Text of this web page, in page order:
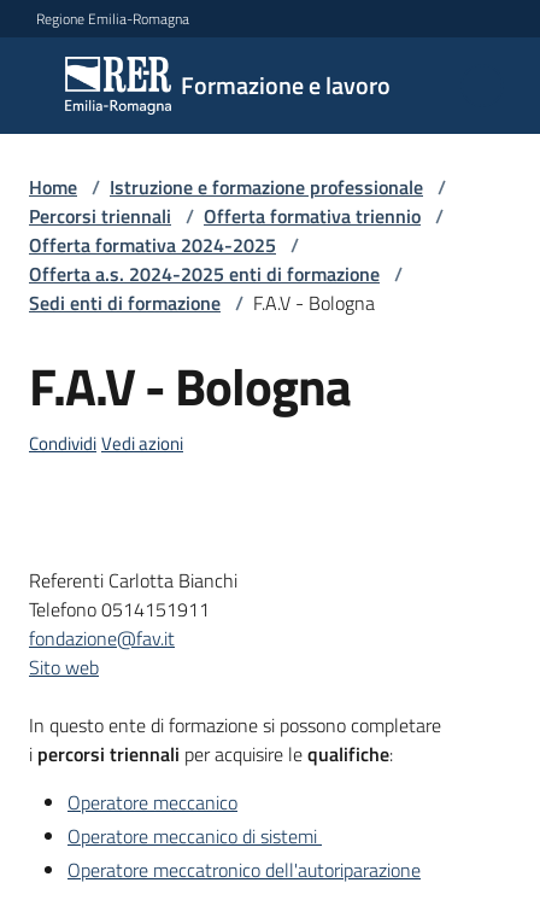
Vai al contenuto
Vai alla navigazione
Vai al footer
Regione Emilia-Romagna
Formazione e lavoro
Formazione
e lavoro
Argomenti
Novità
Servizi
Piani
Programmi
Progetti
Fondo
Home / Istruzione e formazione professionale /
Percorsi triennali / Offerta formativa triennio /
Offerta formativa 2024-2025 /
Offerta a.s. 2024-2025 enti di formazione /
Sedi enti di formazione / F.A.V - Bologna
Salta al contenuto
F.A.V - Bologna
CondividiVedi azioni
Descrizione
Referenti Carlotta Bianchi
Telefono 0514151911
fondazione@fav.it
Sito web
In questo ente di formazione si possono completare
i percorsi triennali per acquisire lequalifiche:
Operatore meccanico
Operatore meccanico di sistemi
Operatore meccatronico dell'autoriparazione